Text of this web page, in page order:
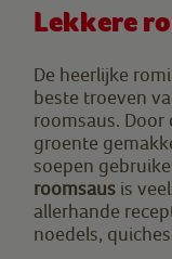
Lekkere
De heerlijke
beste troeven
roomsaus. Door
groente
soepen
roomsaus is
allerhande
noedels,